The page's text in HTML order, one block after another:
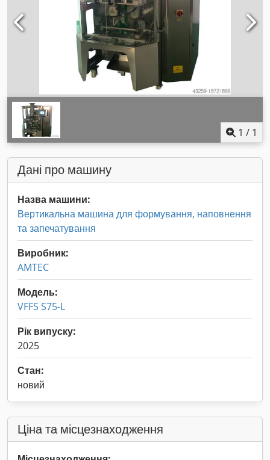
1 / 1
Дані про машину
Назва машини:
Вертикальна машина для формування, наповнення
та запечатування
Виробник:
AMTEC
Модель:
VFFS S75-L
Рік випуску:
2025
Стан:
новий
Ціна та місцезнаходження